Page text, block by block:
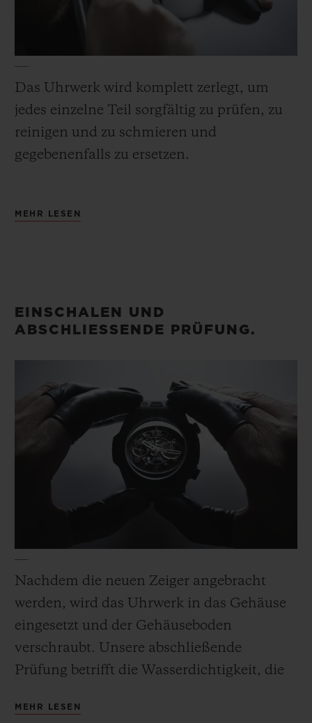
Das Uhrwerk wird komplett zerlegt, um
jedes einzelne Teil sorgfältig zu prüfen, zu
reinigen und zu schmieren und
gegebenenfalls zu ersetzen.
werden die Zeiger wieder auf das Zifferblatt
MEHR LESEN
EINSCHALEN UND
ABSCHLIESSENDE PRÜFUNG.
Nachdem die neuen Zeiger angebracht
werden, wird das Uhrwerk in das Gehäuse
eingesetzt und der Gehäuseboden
verschraubt. Unsere abschließende
Prüfung betrifft die Wasserdichtigkeit, die
unvergleichliche chronometrische
MEHR LESEN